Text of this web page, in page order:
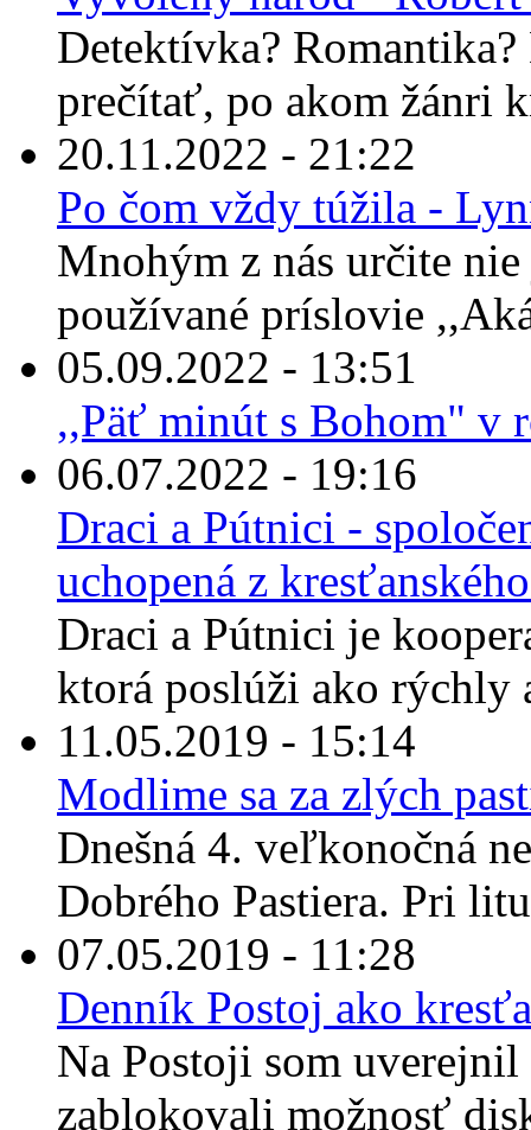
Detektívka?
prečítať, po akom žánri
20.11.2022 - 21:22
Po čom vždy túžila -
Mnohým z nás určite nie
používané príslovie
05.09.2022 - 13:51
,,Päť minút s Bohom" v
06.07.2022 - 19:16
Draci a Pútnici -
uchopená z
Draci a Pútnici je
ktorá poslúži ako rýchly
11.05.2019 - 15:14
Modlime sa za zlých
Dnešná 4. veľkonočná
Dobrého Pastiera. Pri
07.05.2019 - 11:28
Denník Postoj ako
Na Postoji som
zablokovali možnosť